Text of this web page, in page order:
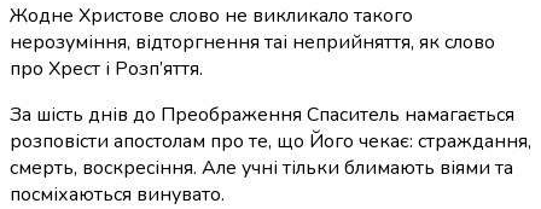
Жодне Христове слово не викликало такого
нерозуміння, відторгнення таі неприйняття, як слово
про Хрест і Розп’яття.
За шість днів до Преображення Спаситель намагається
розповісти апостолам про те, що Його чекає: страждання,
смерть, воскресіння. Але учні тільки блимають віями та
посміхаються винувато.